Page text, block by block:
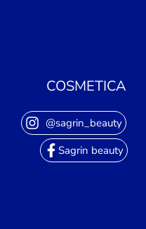
COSMETICA
@sagrin_beauty
Sagrin beauty